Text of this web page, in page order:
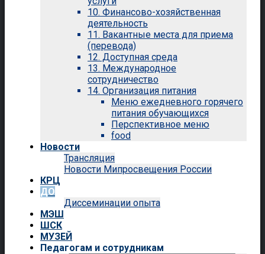
10. Финансово-хозяйственная
деятельность
11. Вакантные места для приема
(перевода)
12. Доступная среда
13. Международное
сотрудничество
14. Организация питания
Меню ежедневного горячего
питания обучающихся
Перспективное меню
food
Новости
Трансляция
Новости Мипросвещения России
КРЦ
ДО
Диссеминации опыта
МЭШ
ШСК
МУЗЕЙ
Педагогам и сотрудникам